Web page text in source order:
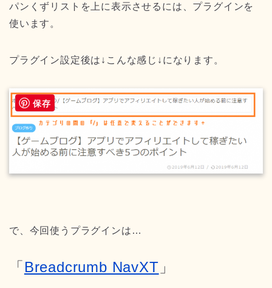
パンくずリストを上に表示させるには、プラグインを
使います。
プラグイン設定後は↓こんな感じ↓になります。
で、今回使うプラグインは…
「 Breadcrumb NavXT 」
保存